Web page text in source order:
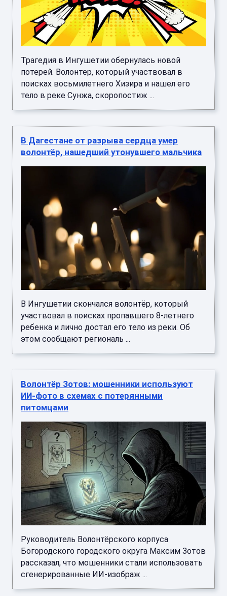
Трагедия в Ингушетии обернулась новой
потерей. Волонтер, который участвовал в
поисках восьмилетнего Хизира и нашел его
тело в реке Сунжа, скоропостиж ...
В Дагестане от разрыва сердца умер
волонтёр, нашедший утонувшего мальчика
В Ингушетии скончался волонтёр, который
участвовал в поисках пропавшего 8-летнего
ребенка и лично достал его тело из реки. Об
этом сообщают региональ ...
Волонтёр Зотов: мошенники используют
ИИ-фото в схемах с потерянными
питомцами
Руководитель Волонтёрского корпуса
Богородского городского округа Максим Зотов
рассказал, что мошенники стали использовать
сгенерированные ИИ-изображ ...